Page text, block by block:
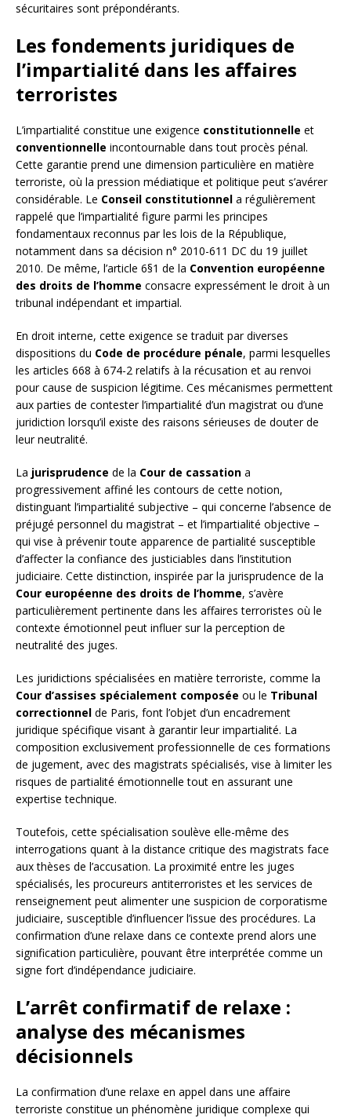
sécuritaires sont prépondérants.
Les fondements juridiques de
l’impartialité dans les affaires
terroristes
L’impartialité constitue une exigence constitutionnelle et
conventionnelle incontournable dans tout procès pénal.
Cette garantie prend une dimension particulière en matière
terroriste, où la pression médiatique et politique peut s’avérer
considérable. Le Conseil constitutionnel a régulièrement
rappelé que l’impartialité figure parmi les principes
fondamentaux reconnus par les lois de la République,
notamment dans sa décision n° 2010-611 DC du 19 juillet
2010. De même, l’article 6§1 de la Convention européenne
des droits de l’homme consacre expressément le droit à un
tribunal indépendant et impartial.
En droit interne, cette exigence se traduit par diverses
dispositions du Code de procédure pénale, parmi lesquelles
les articles 668 à 674-2 relatifs à la récusation et au renvoi
pour cause de suspicion légitime. Ces mécanismes permettent
aux parties de contester l’impartialité d’un magistrat ou d’une
juridiction lorsqu’il existe des raisons sérieuses de douter de
leur neutralité.
La jurisprudence de la Cour de cassation a
progressivement affiné les contours de cette notion,
distinguant l’impartialité subjective – qui concerne l’absence de
préjugé personnel du magistrat – et l’impartialité objective –
qui vise à prévenir toute apparence de partialité susceptible
d’affecter la confiance des justiciables dans l’institution
judiciaire. Cette distinction, inspirée par la jurisprudence de la
Cour européenne des droits de l’homme, s’avère
particulièrement pertinente dans les affaires terroristes où le
contexte émotionnel peut influer sur la perception de
neutralité des juges.
Les juridictions spécialisées en matière terroriste, comme la
Cour d’assises spécialement composée ou le Tribunal
correctionnel de Paris, font l’objet d’un encadrement
juridique spécifique visant à garantir leur impartialité. La
composition exclusivement professionnelle de ces formations
de jugement, avec des magistrats spécialisés, vise à limiter les
risques de partialité émotionnelle tout en assurant une
expertise technique.
Toutefois, cette spécialisation soulève elle-même des
interrogations quant à la distance critique des magistrats face
aux thèses de l’accusation. La proximité entre les juges
spécialisés, les procureurs antiterroristes et les services de
renseignement peut alimenter une suspicion de corporatisme
judiciaire, susceptible d’influencer l’issue des procédures. La
confirmation d’une relaxe dans ce contexte prend alors une
signification particulière, pouvant être interprétée comme un
signe fort d’indépendance judiciaire.
L’arrêt confirmatif de relaxe :
analyse des mécanismes
décisionnels
La confirmation d’une relaxe en appel dans une affaire
terroriste constitue un phénomène juridique complexe qui